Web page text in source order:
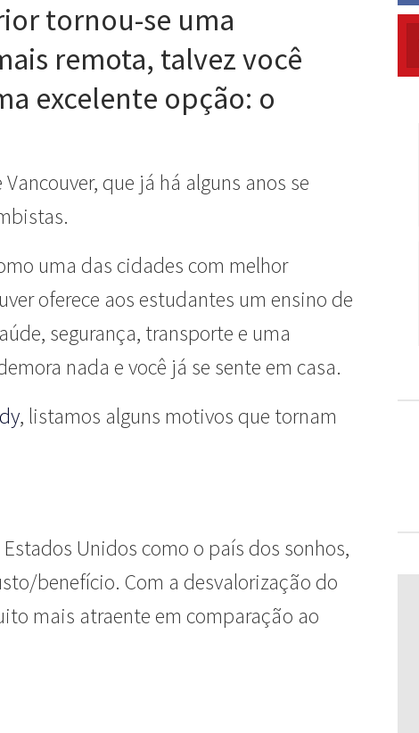
tornou-se uma
remota, talvez você
excelente opção: o
que já há alguns anos se
uma das cidades com melhor
oferece aos estudantes um ensino de
segurança, transporte e uma
nada e você já se sente em casa.
, listamos alguns motivos que tornam
Unidos como o país dos sonhos,
benefício. Com a desvalorização do
mais atraente em comparação ao